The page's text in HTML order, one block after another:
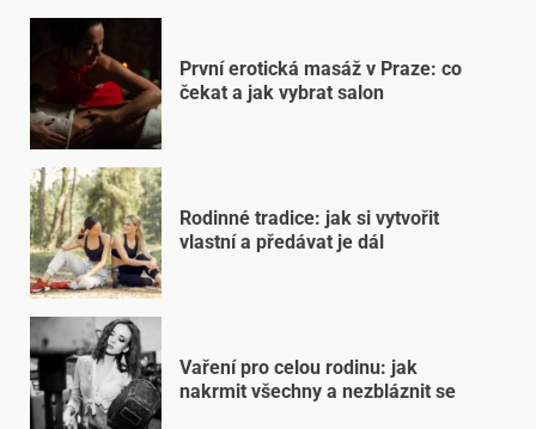
První erotická masáž v Praze: co
čekat a jak vybrat salon
Rodinné tradice: jak si vytvořit
vlastní a předávat je dál
Vaření pro celou rodinu: jak
nakrmit všechny a nezbláznit se